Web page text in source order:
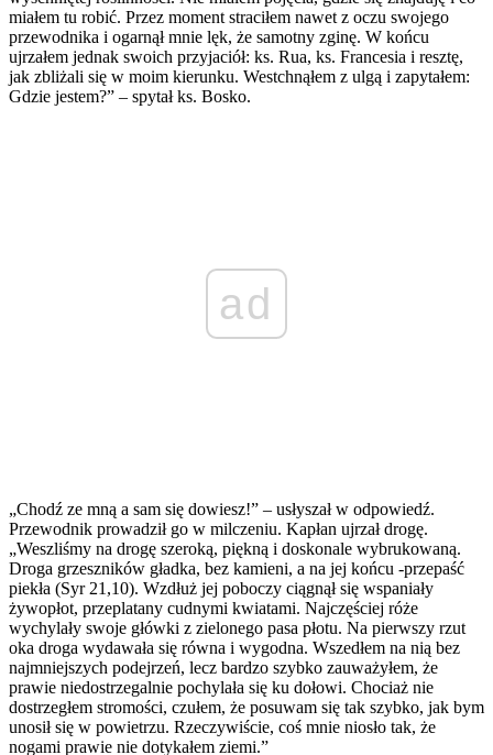
miałem tu robić. Przez moment straciłem nawet z oczu swojego
przewodnika i ogarnął mnie lęk, że samotny zginę. W końcu
ujrzałem jednak swoich przyjaciół: ks. Rua, ks. Francesia i resztę,
jak zbliżali się w moim kierunku. Westchnąłem z ulgą i zapytałem:
Gdzie jestem?” – spytał ks. Bosko.
ad
„Chodź ze mną a sam się dowiesz!” – usłyszał w odpowiedź.
Przewodnik prowadził go w milczeniu. Kapłan ujrzał drogę.
„Weszliśmy na drogę szeroką, piękną i doskonale wybrukowaną.
Droga grzeszników gładka, bez kamieni, a na jej końcu -przepaść
piekła (Syr 21,10). Wzdłuż jej poboczy ciągnął się wspaniały
żywopłot, przeplatany cudnymi kwiatami. Najczęściej róże
wychylały swoje główki z zielonego pasa płotu. Na pierwszy rzut
oka droga wydawała się równa i wygodna. Wszedłem na nią bez
najmniejszych podejrzeń, lecz bardzo szybko zauważyłem, że
prawie niedostrzegalnie pochylała się ku dołowi. Chociaż nie
dostrzegłem stromości, czułem, że posuwam się tak szybko, jak bym
unosił się w powietrzu. Rzeczywiście, coś mnie niosło tak, że
nogami prawie nie dotykałem ziemi.”